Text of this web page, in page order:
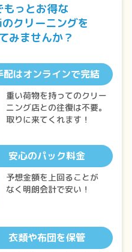
もっとお得な
クリーニングを
みませんか？
配はオンラインで完結
重い荷物を持ってのクリー
ニング店との往復は不要。
取りに来てくれます！
安心のパック料金
予想金額を上回ることが
なく明朗会計で安い！
衣類や布団を保管